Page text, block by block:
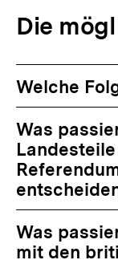
Die
Welche
Was
Was
mit den